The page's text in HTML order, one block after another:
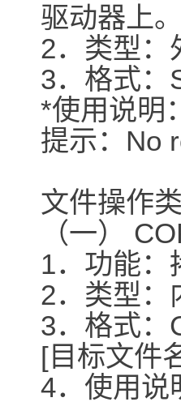
驱动器上。
2．类型：
3．格式：
*使用说明
提示：No
文件操作
（一）
1．功能：
2．类型：
3．格式：
[目标文件
4．使用说